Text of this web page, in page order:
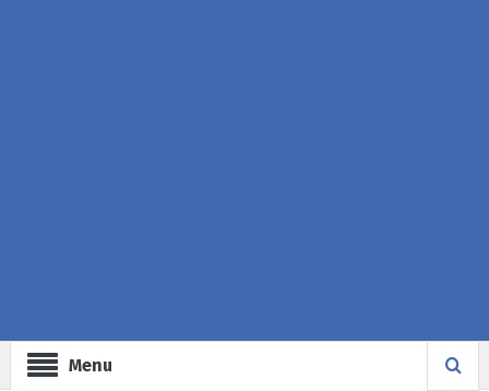
Menu